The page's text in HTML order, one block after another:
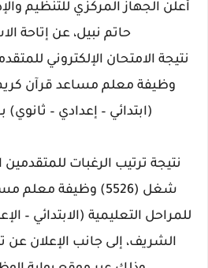
أعلن الجهاز المركزي للتنظيم
حاتم نبيل، عن إتاحة
وظيفة معلم مساعد قرآن كريم
(ابتدائي – إعدادي – ثانوي)
نتيجة ترتيب الرغبات
شغل (5526) وظيفة
للمراحل التعليمية (الابتدائي –
الشريف، إلى جانب الإعلان عن